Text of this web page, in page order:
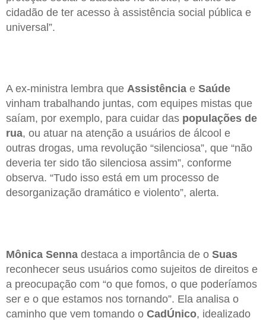
cidadão de ter acesso à assistência social pública e
universal”.
A ex-ministra lembra que Assistência e Saúde
vinham trabalhando juntas, com equipes mistas que
saíam, por exemplo, para cuidar das populações de
rua, ou atuar na atenção a usuários de álcool e
outras drogas, uma revolução “silenciosa”, que “não
deveria ter sido tão silenciosa assim”, conforme
observa. “Tudo isso está em um processo de
desorganização dramático e violento”, alerta.
Mônica Senna destaca a importância de o Suas
reconhecer seus usuários como sujeitos de direitos e
a preocupação com “o que fomos, o que poderíamos
ser e o que estamos nos tornando”. Ela analisa o
caminho que vem tomando o CadÚnico, idealizado